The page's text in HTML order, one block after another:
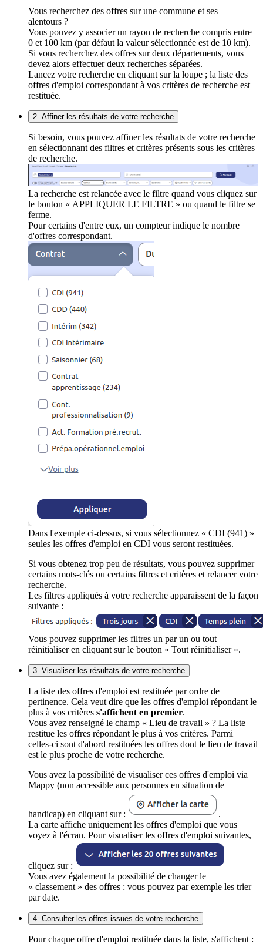
Vous recherchez des offres sur une commune et ses
alentours ?
Vous pouvez y associer un rayon de recherche compris entre
0 et 100 km (par défaut la valeur sélectionnée est de 10 km).
Si vous recherchez des offres sur deux départements, vous
devez alors effectuer deux recherches séparées.
Lancez votre recherche en cliquant sur la loupe ; la liste des
offres d'emploi correspondant à vos critères de recherche est
restituée.
2. Affiner les résultats de votre recherche
Si besoin, vous pouvez affiner les résultats de votre recherche
en sélectionnant des filtres et critères présents sous les critères
de recherche.
La recherche est relancée avec le filtre quand vous cliquez sur
le bouton « APPLIQUER LE FILTRE » ou quand le filtre se
ferme.
Pour certains d'entre eux, un compteur indique le nombre
d'offres correspondant.
Dans l'exemple ci-dessus, si vous sélectionnez « CDI (941) »
seules les offres d'emploi en CDI vous seront restituées.
Si vous obtenez trop peu de résultats, vous pouvez supprimer
certains mots-clés ou certains filtres et critères et relancer votre
recherche.
Les filtres appliqués à votre recherche apparaissent de la façon
suivante :
Vous pouvez supprimer les filtres un par un ou tout
réinitialiser en cliquant sur le bouton « Tout réinitialiser ».
3. Visualiser les résultats de votre recherche
La liste des offres d'emploi est restituée par ordre de
pertinence. Cela veut dire que les offres d'emploi répondant le
plus à vos critères s'affichent en premier.
Vous avez renseigné le champ « Lieu de travail » ? La liste
restitue les offres répondant le plus à vos critères. Parmi
celles-ci sont d'abord restituées les offres dont le lieu de travail
est le plus proche de votre recherche.
Vous avez la possibilité de visualiser ces offres d'emploi via
Mappy (non accessible aux personnes en situation de
handicap) en cliquant sur :
.
La carte affiche uniquement les offres d'emploi que vous
voyez à l'écran. Pour visualiser les offres d'emploi suivantes,
cliquez sur :
Vous avez également la possibilité de changer le
« classement » des offres : vous pouvez par exemple les trier
par date.
4. Consulter les offres issues de votre recherche
Pour chaque offre d'emploi restituée dans la liste, s'affichent :